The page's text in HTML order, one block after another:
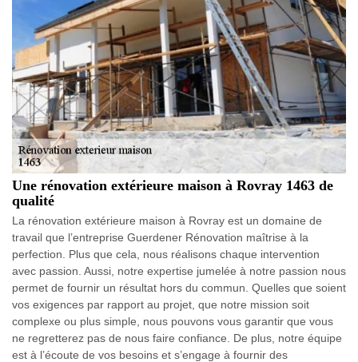
Une rénovation extérieure maison à Rovray 1463 de
qualité
La rénovation extérieure maison à Rovray est un domaine de
travail que l’entreprise Guerdener Rénovation maîtrise à la
perfection. Plus que cela, nous réalisons chaque intervention
avec passion. Aussi, notre expertise jumelée à notre passion nous
permet de fournir un résultat hors du commun. Quelles que soient
vos exigences par rapport au projet, que notre mission soit
complexe ou plus simple, nous pouvons vous garantir que vous
ne regretterez pas de nous faire confiance. De plus, notre équipe
est à l’écoute de vos besoins et s’engage à fournir des